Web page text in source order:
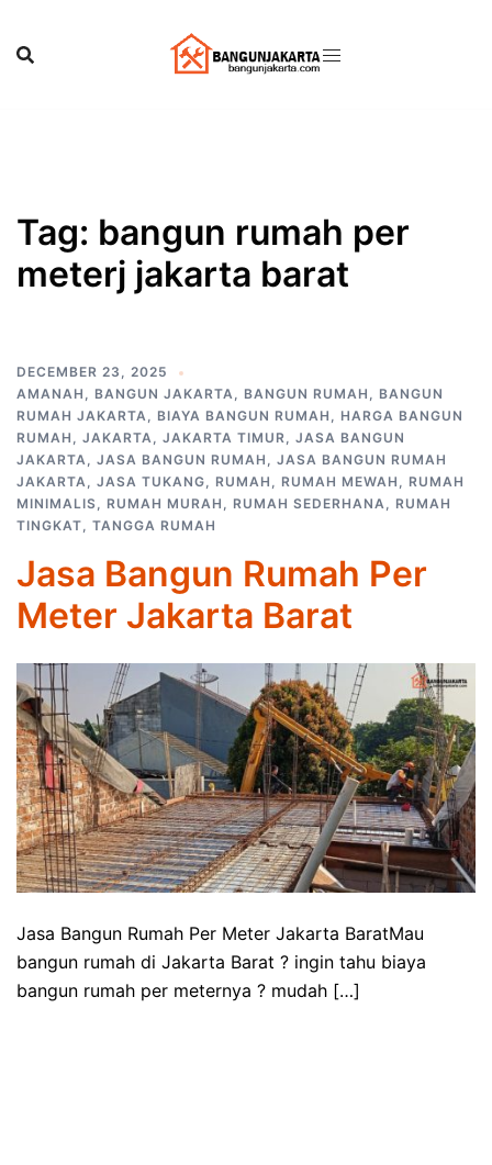
content
Tag: bangun rumah per
meterj jakarta barat
DECEMBER 23, 2025
AMANAH , BANGUN JAKARTA, BANGUN RUMAH , BANGUN
RUMAH JAKARTA, BIAYA BANGUN RUMAH , HARGA BANGUN
RUMAH , JAKARTA, JAKARTA TIMUR, JASA BANGUN
JAKARTA, JASA BANGUN RUMAH , JASA BANGUN RUMAH
JAKARTA, JASA TUKANG, RUMAH , RUMAH MEWAH , RUMAH
MINIMALIS, RUMAH MURAH , RUMAH SEDERHANA, RUMAH
TINGKAT, TANGGA RUMAH
Jasa Bangun Rumah Per
Meter Jakarta Barat
Jasa Bangun Rumah Per Meter Jakarta BaratMau
bangun rumah di Jakarta Barat ? ingin tahu biaya
bangun rumah per meternya ? mudah […]